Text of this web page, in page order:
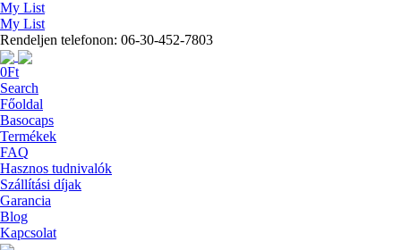
My List
My List
Rendeljen telefonon: 06-30-452-7803
0Ft
Search
Főoldal
Basocaps
Termékek
FAQ
Hasznos tudnivalók
Szállítási díjak
Garancia
Blog
Kapcsolat